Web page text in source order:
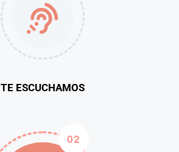
TE ESCUCHAMOS
02